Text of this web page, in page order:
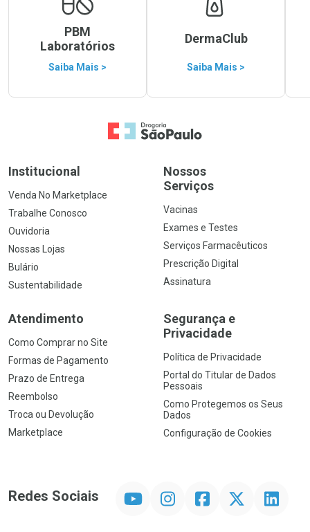
PBM
Laboratórios
Saiba Mais >
DermaClub
Saiba Mais >
Ir para a Home
Institucional
Venda No Marketplace
Trabalhe Conosco
Ouvidoria
Nossas Lojas
Bulário
Sustentabilidade
Nossos
Serviços
Vacinas
Exames e Testes
Serviços Farmacêuticos
Prescrição Digital
Assinatura
Atendimento
Como Comprar no Site
Formas de Pagamento
Prazo de Entrega
Reembolso
Troca ou Devolução
Marketplace
Segurança e
Privacidade
Política de Privacidade
Portal do Titular de Dados
Pessoais
Como Protegemos os Seus
Dados
Configuração de Cookies
Redes Sociais InstagramFacebookTwitter Linkedin